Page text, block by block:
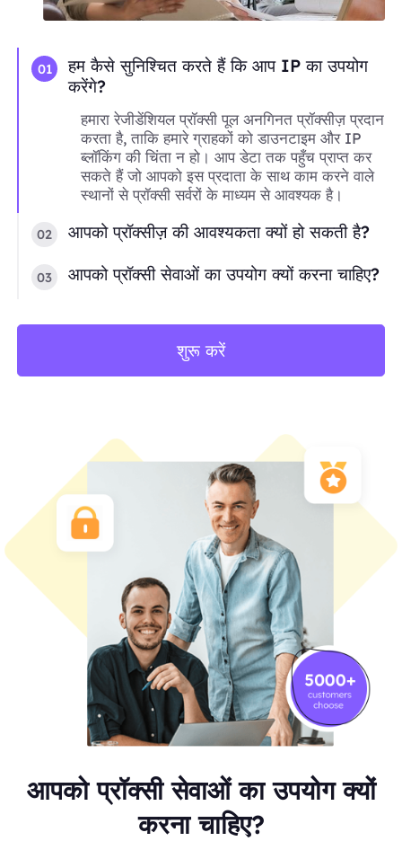
01
हम कैसे सुनिश्चित करते हैं कि आप IP का उपयोग
करेंगे?
हमारा रेजीडेंशियल प्रॉक्सी पूल अनगिनत प्रॉक्सीज़ प्रदान
करता है, ताकि हमारे ग्राहकों को डाउनटाइम और IP
ब्लॉकिंग की चिंता न हो। आप डेटा तक पहुँच प्राप्त कर
सकते हैं जो आपको इस प्रदाता के साथ काम करने वाले
स्थानों से प्रॉक्सी सर्वरों के माध्यम से आवश्यक है।
02 आपको प्रॉक्सीज़ की आवश्यकता क्यों हो सकती है?
03 आपको प्रॉक्सी सेवाओं का उपयोग क्यों करना चाहिए?
शुरू करें
आपको प्रॉक्सी सेवाओं का उपयोग क्यों
करना चाहिए?